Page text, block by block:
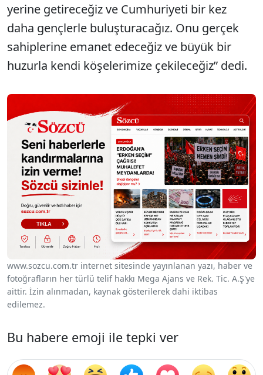
yerine getireceğiz ve Cumhuriyeti bir kez
daha gençlerle buluşturacağız. Onu gerçek
sahiplerine emanet edeceğiz ve büyük bir
huzurla kendi köşelerimize çekileceğiz” dedi.
www.sozcu.com.tr internet sitesinde yayınlanan yazı, haber ve
fotoğrafların her türlü telif hakkı Mega Ajans ve Rek. Tic. A.Ş'ye
aittir. İzin alınmadan, kaynak gösterilerek dahi iktibas
edilemez.
Bu habere emoji ile tepki ver